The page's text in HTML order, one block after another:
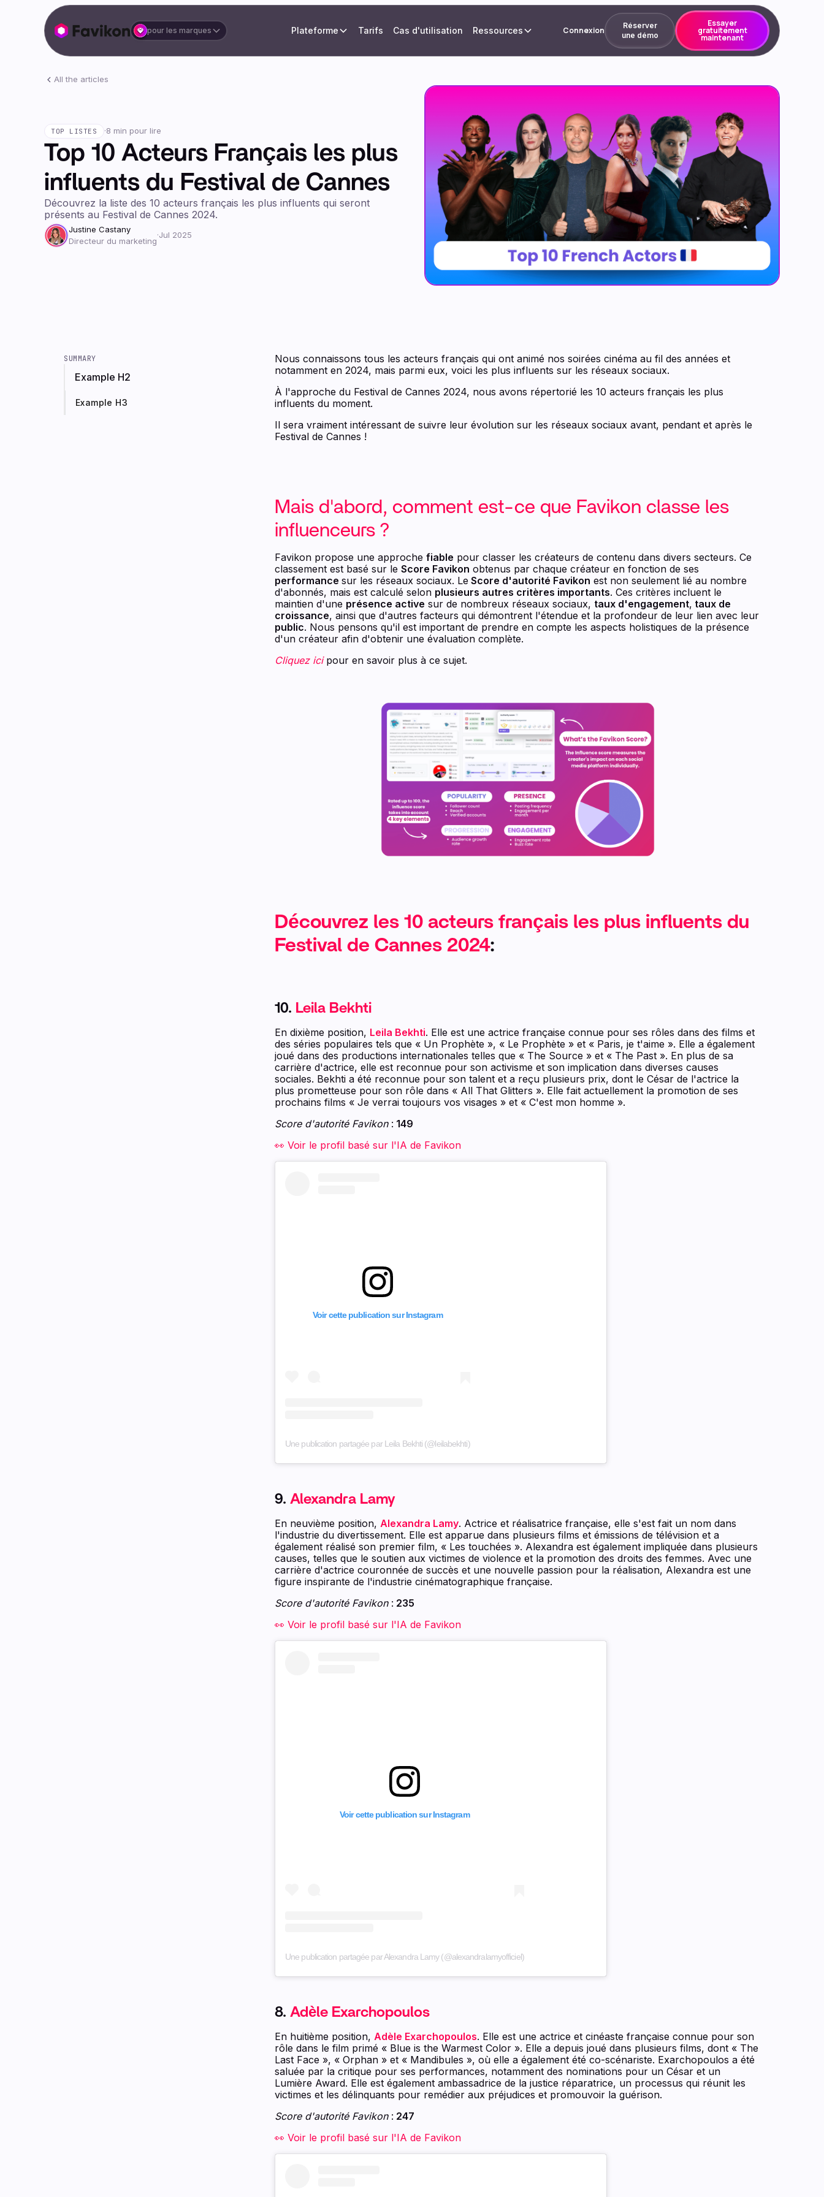
pour les marques Plateforme Tarifs Cas d'utilisation Ressources Connexion
Réserver
une démo
Essayer
gratuitement
maintenant
All the articles
TOP LISTES ·8 min pour lire
Top 10 Acteurs Français les plus
influents du Festival de Cannes
Découvrez la liste des 10 acteurs français les plus influents qui seront
présents au Festival de Cannes 2024.
Justine Castany
Directeur du marketing
·Jul 2025
SUMMARY
Example H2
Example H3
Nous connaissons tous les acteurs français qui ont animé nos soirées cinéma au fil des années et
notamment en 2024, mais parmi eux, voici les plus influents sur les réseaux sociaux.
À l'approche du Festival de Cannes 2024, nous avons répertorié les 10 acteurs français les plus
influents du moment.
Il sera vraiment intéressant de suivre leur évolution sur les réseaux sociaux avant, pendant et après le
Festival de Cannes !
Mais d'abord, comment est-ce que Favikon classe les
influenceurs ?
Favikon propose une approche fiable pour classer les créateurs de contenu dans divers secteurs. Ce
classement est basé sur le Score Favikon obtenus par chaque créateur en fonction de ses
performance sur les réseaux sociaux. Le Score d'autorité Favikon est non seulement lié au nombre
d'abonnés, mais est calculé selon plusieurs autres critères importants. Ces critères incluent le
maintien d'une présence active sur de nombreux réseaux sociaux, taux d'engagement, taux de
croissance, ainsi que d'autres facteurs qui démontrent l'étendue et la profondeur de leur lien avec leur
public. Nous pensons qu'il est important de prendre en compte les aspects holistiques de la présence
d'un créateur afin d'obtenir une évaluation complète.
Cliquez icipour en savoir plus à ce sujet.
Découvrez les 10 acteurs français les plus influents du
Festival de Cannes 2024:
10. Leila Bekhti
En dixième position, Leila Bekhti. Elle est une actrice française connue pour ses rôles dans des films et
des séries populaires tels que « Un Prophète », « Le Prophète » et « Paris, je t'aime ». Elle a également
joué dans des productions internationales telles que « The Source » et « The Past ». En plus de sa
carrière d'actrice, elle est reconnue pour son activisme et son implication dans diverses causes
sociales. Bekhti a été reconnue pour son talent et a reçu plusieurs prix, dont le César de l'actrice la
plus prometteuse pour son rôle dans « All That Glitters ». Elle fait actuellement la promotion de ses
prochains films « Je verrai toujours vos visages » et « C'est mon homme ».
Score d'autorité Favikon: 149
👀 Voir le profil basé sur l'IA de Favikon
Voir cette publication sur Instagram
Une publication partagée par Leila Bekhti (@leilabekhti)
9. Alexandra Lamy
En neuvième position, Alexandra Lamy. Actrice et réalisatrice française, elle s'est fait un nom dans
l'industrie du divertissement. Elle est apparue dans plusieurs films et émissions de télévision et a
également réalisé son premier film, « Les touchées ». Alexandra est également impliquée dans plusieurs
causes, telles que le soutien aux victimes de violence et la promotion des droits des femmes. Avec une
carrière d'actrice couronnée de succès et une nouvelle passion pour la réalisation, Alexandra est une
figure inspirante de l'industrie cinématographique française.
Score d'autorité Favikon: 235
👀 Voir le profil basé sur l'IA de Favikon
Voir cette publication sur Instagram
Une publication partagée par Alexandra Lamy (@alexandralamyofficiel)
8. Adèle Exarchopoulos
En huitième position, Adèle Exarchopoulos. Elle est une actrice et cinéaste française connue pour son
rôle dans le film primé « Blue is the Warmest Color ». Elle a depuis joué dans plusieurs films, dont « The
Last Face », « Orphan » et « Mandibules », où elle a également été co-scénariste. Exarchopoulos a été
saluée par la critique pour ses performances, notamment des nominations pour un César et un
Lumière Award. Elle est également ambassadrice de la justice réparatrice, un processus qui réunit les
victimes et les délinquants pour remédier aux préjudices et promouvoir la guérison.
Score d'autorité Favikon: 247
👀 Voir le profil basé sur l'IA de Favikon